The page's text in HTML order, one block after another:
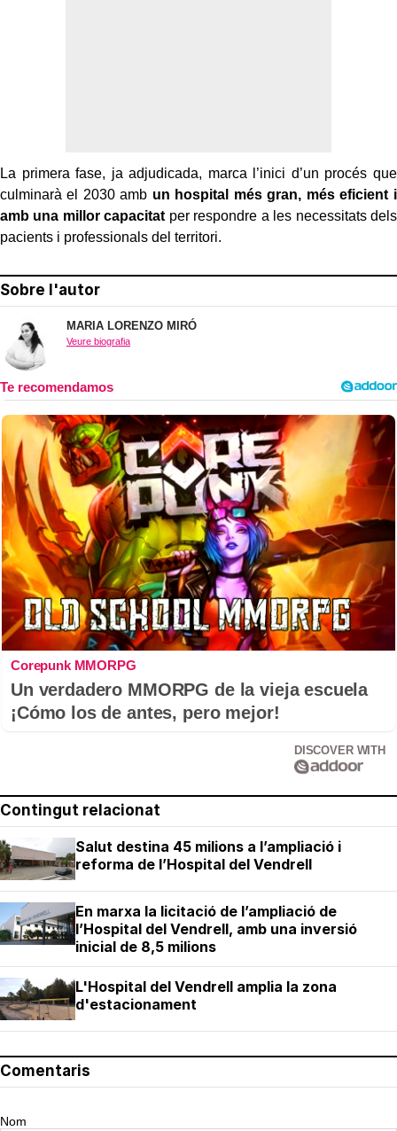
La primera fase, ja adjudicada, marca l’inici d’un procés que
culminarà el 2030 amb un hospital més gran, més eficient i
amb una millor capacitat per respondre a les necessitats dels
pacients i professionals del territori.
Sobre l'autor
MARIA LORENZO MIRÓ
Veure biografia
Corepunk MMORPG
Un verdadero MMORPG de la vieja escuela
¡Cómo los de antes, pero mejor!
DISCOVER WITH
Contingut relacionat
Salut destina 45 milions a l’ampliació i
reforma de l’Hospital del Vendrell
En marxa la licitació de l’ampliació de
l’Hospital del Vendrell, amb una inversió
inicial de 8,5 milions
L'Hospital del Vendrell amplia la zona
d'estacionament
Comentaris
Nom